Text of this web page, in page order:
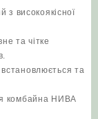
з високоякісної
та чітке
та
комбайна НИВА